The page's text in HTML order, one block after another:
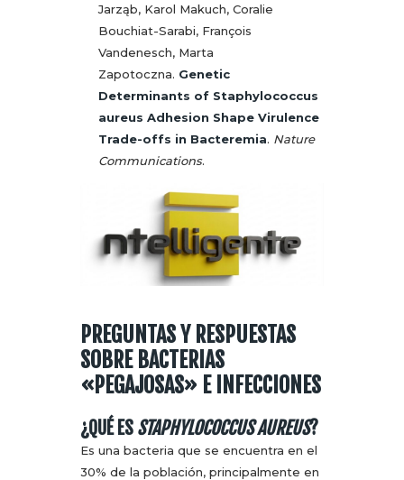
Jarząb, Karol Makuch, Coralie
Bouchiat-Sarabi, François
Vandenesch, Marta
Zapotoczna. Genetic
Determinants of Staphylococcus
aureus Adhesion Shape Virulence
Trade-offs in Bacteremia. Nature
Communications.
PREGUNTAS Y RESPUESTAS
SOBRE BACTERIAS
«PEGAJOSAS» E INFECCIONES
¿QUÉ ES STAPHYLOCOCCUS AUREUS?
Es una bacteria que se encuentra en el
30% de la población, principalmente en